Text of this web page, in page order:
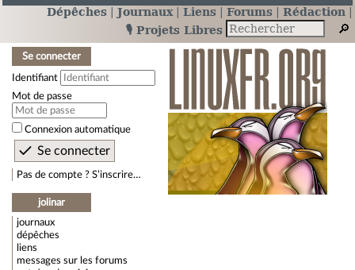
Dépêches Journaux Liens Forums
Rédaction
🎙️ Projets Libres
Se connecter
Identifiant
Mot de passe
Connexion automatique
Pas de compte ? S’inscrire…
jolinar
journaux
dépêches
liens
messages sur les forums